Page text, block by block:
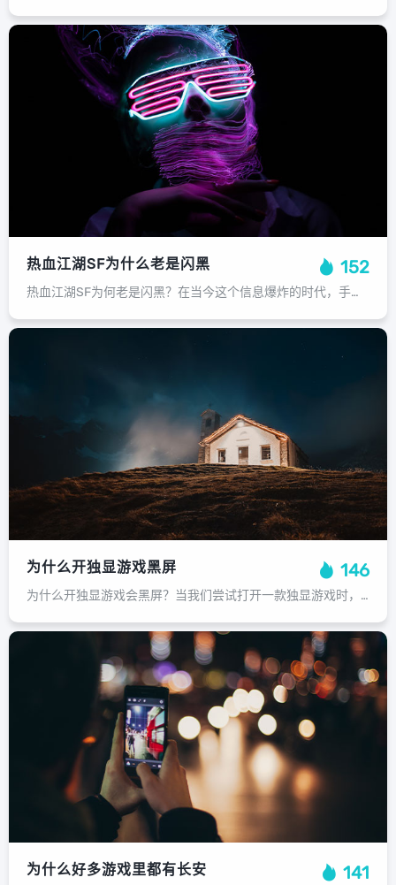
热血江湖SF为什么老是闪黑 152
热血江湖SF为何老是闪黑？在当今这个信息爆炸的时代，手机已经成为我们生活中不可或缺的一部分，在享受手机带来的便利的同时，我们也经常遇到一个问题：热血江湖SF为什么会老是闪黑？这个问题可能看起来有点困扰，但是通过深入研究和了解...
为什么开独显游戏黑屏 146
为什么开独显游戏会黑屏？当我们尝试打开一款独显游戏时，常常会发生一些无法理解的问题，问题可能会表现为画面卡顿、崩溃甚至黑屏的情况，这究竟是什么原因呢？下面我们就来一起探讨一下这个问题，我们需要明确一点：在开独显游戏时出现黑屏...
为什么好多游戏里都有长安 141